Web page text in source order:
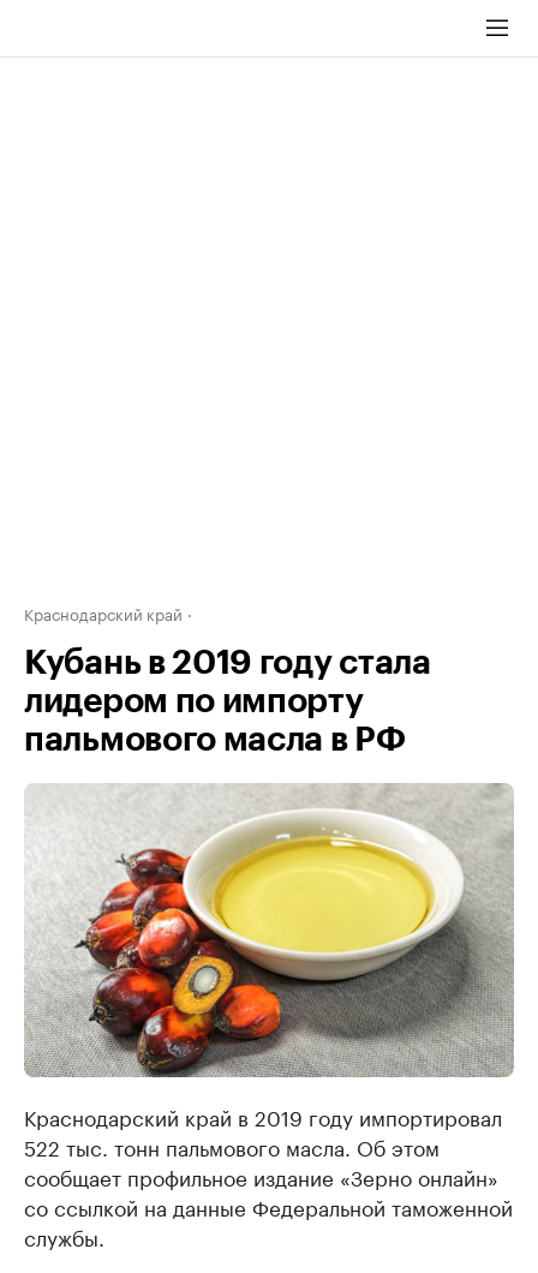
Краснодарский край
Кубань в 2019 году стала
лидером по импорту
пальмового масла в РФ
Краснодарский край в 2019 году импортировал
522 тыс. тонн пальмового масла. Об этом
сообщает профильное издание «Зерно онлайн»
со ссылкой на данные Федеральной таможенной
службы.